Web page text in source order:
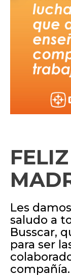
Les
saludo a
Busscar,
para ser
compañía.